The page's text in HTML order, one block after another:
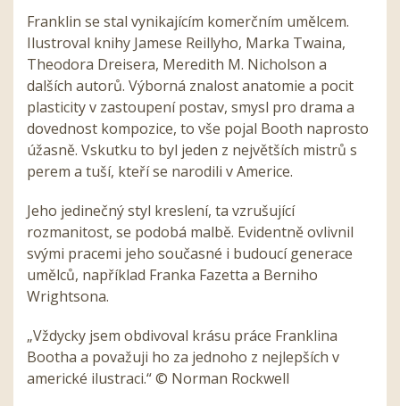
Franklin se stal vynikajícím komerčním umělcem.
Ilustroval knihy Jamese Reillyho, Marka Twaina,
Theodora Dreisera, Meredith M. Nicholson a
dalších autorů. Výborná znalost anatomie a pocit
plasticity v zastoupení postav, smysl pro drama a
dovednost kompozice, to vše pojal Booth naprosto
úžasně. Vskutku to byl jeden z největších mistrů s
perem a tuší, kteří se narodili v Americe.
Jeho jedinečný styl kreslení, ta vzrušující
rozmanitost, se podobá malbě. Evidentně ovlivnil
svými pracemi jeho současné i budoucí generace
umělců, například Franka Fazetta a Berniho
Wrightsona.
„Vždycky jsem obdivoval krásu práce Franklina
Bootha a považuji ho za jednoho z nejlepších v
americké ilustraci.“ © Norman Rockwell